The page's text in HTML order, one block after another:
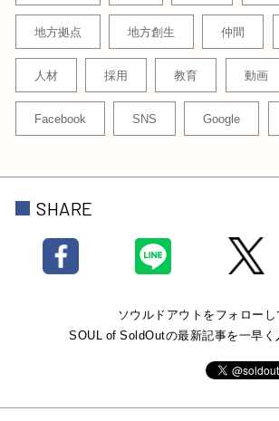
地方拠点 地方創生 仲間
人材 採用 教育 動画
Facebook SNS Google
SHARE
ソウルドアウトをフォローし
SOUL of SoldOutの最新記事を一早く